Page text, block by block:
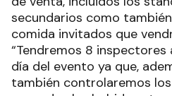
secundarios como
comida invitados que
“Tendremos 8
día del evento ya que,
también controlaremos